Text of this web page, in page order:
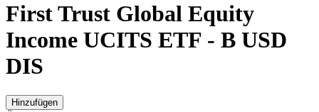
First Trust Global Equity
Income UCITS ETF - B USD
DIS
Hinzufügen